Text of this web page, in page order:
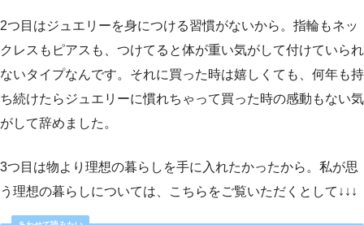
2つ目はジュエリーを身につける習慣がないから。指輪もネッ
クレスもピアスも、つけてると体が重い気がして付けていられ
ないタイプなんです。それに買った時は嬉しくても、何年も持
ち続けたらジュエリーに慣れちゃって買った時の感動もない気
がして辞めました。
3つ目は物より理想の暮らしを手に入れたかったから。私が思
う理想の暮らしについては、こちらをご覧いただくとして↓↓↓